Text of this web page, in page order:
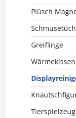
Plüsch
Greiflinge
Wärmekissen
Tierspielzeug